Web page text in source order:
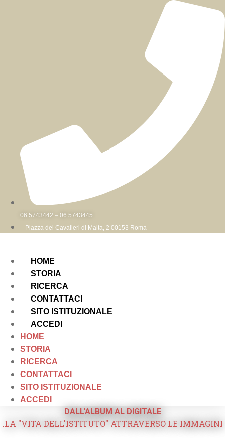
06 5743442 – 06 5743445
Piazza dei Cavalieri di Malta, 2 00153 Roma
HOME
STORIA
RICERCA
CONTATTACI
SITO ISTITUZIONALE
ACCEDI
HOME
STORIA
RICERCA
CONTATTACI
SITO ISTITUZIONALE
ACCEDI
DALL'ALBUM AL DIGITALE
.LA "VITA DELL'ISTITUTO" ATTRAVERSO LE IMMAGINI